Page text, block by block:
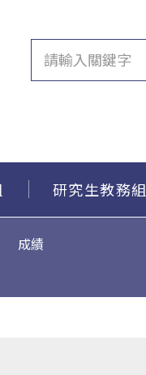
研究生教務組
成績